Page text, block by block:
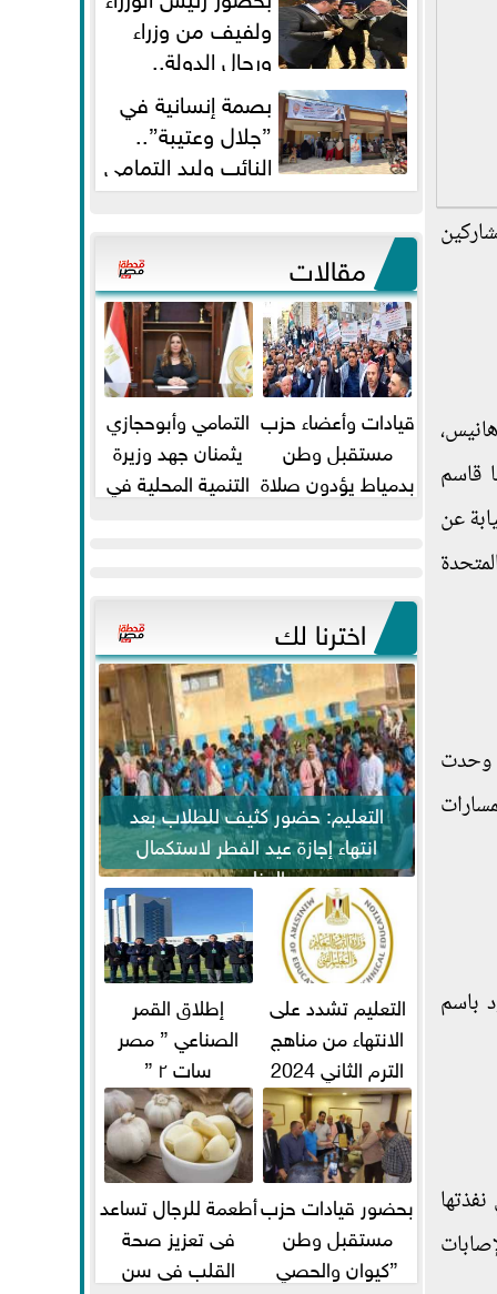
قاسم
عن
وحدت
باسم
ولفيف من وزراء
ورجال الدولة..
النائبان وليد التمامي ومحمد...
بصمة إنسانية في
”جلال وعتيبة”..
النائب وليد التمامي
والبروفيسور جمال شيحة يداويان...
مقالات
قيادات وأعضاء حزب
مستقبل وطن
بدمياط يؤدون صلاة
التمامي وأبوحجازي
يثمنان جهد وزيرة
التنمية المحلية في
اخترنا لك
التعليم: حضور كثيف للطلاب بعد
انتهاء إجازة عيد الفطر لاستكمال
المناهج
التعليم تشدد على
الانتهاء من مناهج
الترم الثاني 2024
قبل الامتحانات
إطلاق القمر
الصناعي ” مصر
سات ٢ ”
بحضور قيادات حزب
مستقبل وطن
”كيوان والحصي
أطعمة للرجال تساعد
فى تعزيز صحة
القلب فى سن